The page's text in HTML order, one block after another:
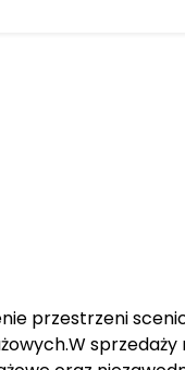
przestrzeni